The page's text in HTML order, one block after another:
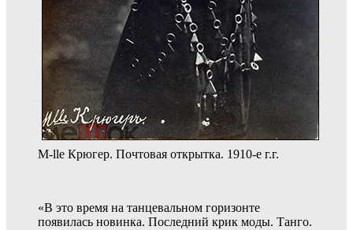
M-lle Крюгер. Почтовая открытка. 1910-е г.г.
«В это время на танцевальном горизонте
появилась новинка. Последний крик моды. Танго.